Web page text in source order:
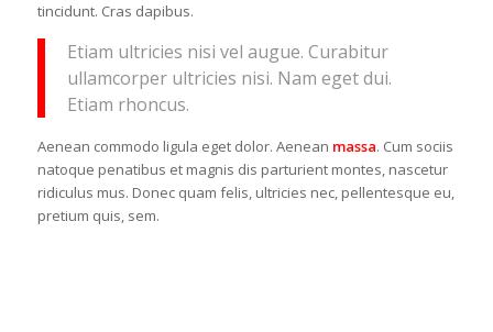
tincidunt. Cras dapibus.
Etiam ultricies nisi vel augue. Curabitur
ullamcorper ultricies nisi. Nam eget dui.
Etiam rhoncus.
Aenean commodo ligula eget dolor. Aenean massa. Cum sociis
natoque penatibus et magnis dis parturient montes, nascetur
ridiculus mus. Donec quam felis, ultricies nec, pellentesque eu,
pretium quis, sem.